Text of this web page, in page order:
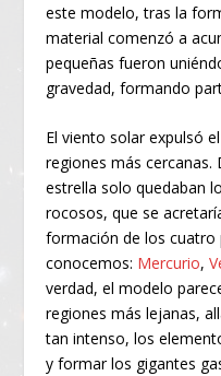
este modelo, tras la
material comenzó a
pequeñas fueron
gravedad, formando
El viento solar expulsó
regiones más cercanas.
estrella solo quedaban
rocosos, que se
formación de los
conocemos: Mercurio,
verdad, el modelo
regiones más lejanas,
tan intenso, los
y formar los gigantes